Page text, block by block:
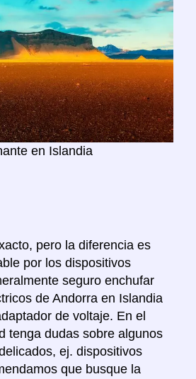
en Islandia
pero la diferencia es
por los dispositivos
seguro enchufar
de Andorra en Islandia
de voltaje. En el
tenga dudas sobre algunos
ej. dispositivos
que busque la